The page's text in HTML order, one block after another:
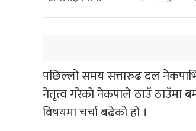
पछिल्लो समय सत्तारुढ दल
नेतृत्व गरेको नेकपाले ठाउँ ठाउँमा
विषयमा चर्चा बढेको हो ।